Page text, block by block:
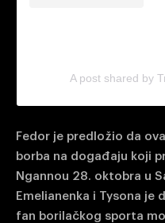
A post shared by
Fedor je predložio da
borba na događaju koji
Ngannou 28. oktobra u
Emelianenka i Tysona
fan borilačkog sporta